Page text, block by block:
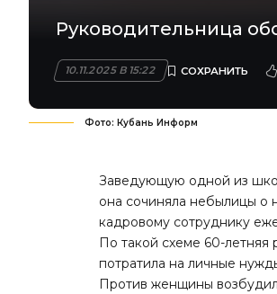
Руководительница
10.11.2025 В 15:22
Фото: Кубань Информ
Заведующую одной из
она сочиняла небылицы о
кадровому сотруднику
По такой схеме 60-
потратила на личные
Против женщины